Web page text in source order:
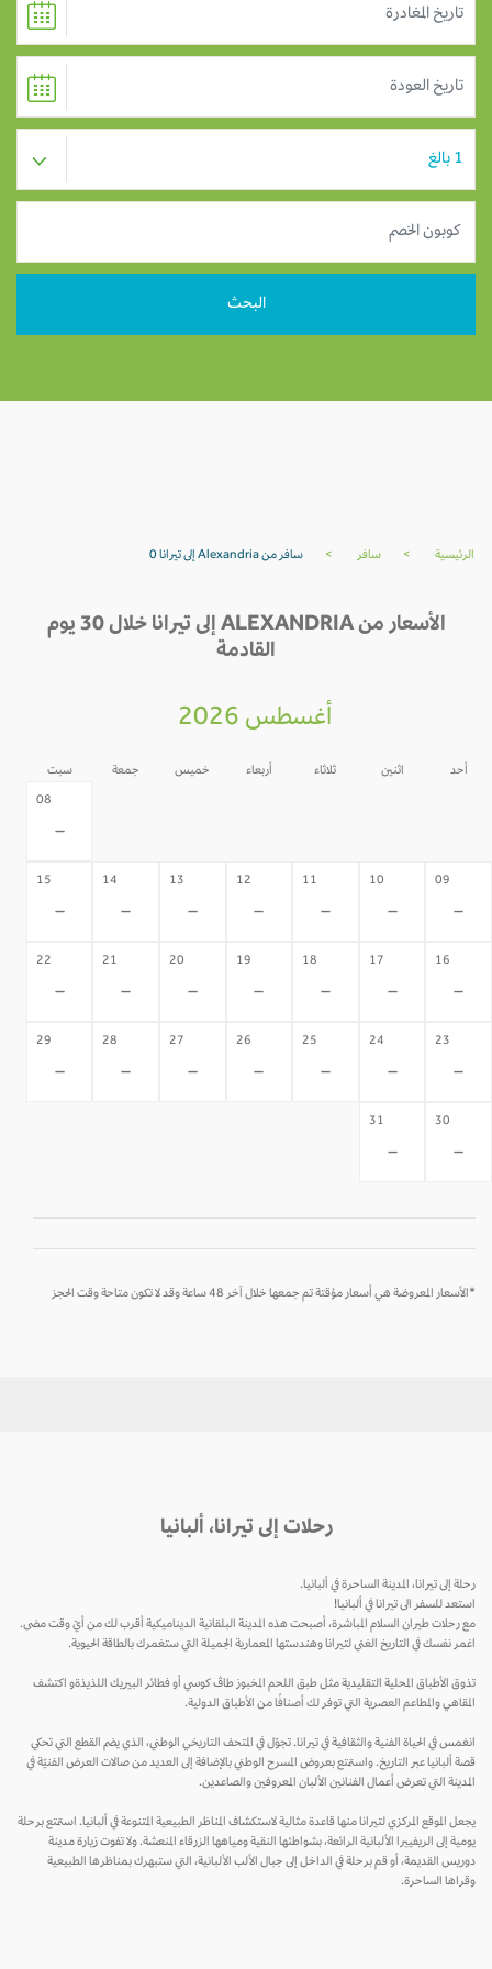
الرئيسية > سافر > سافر من Alexandria إلى تيرانا 0
الأسعار من ALEXANDRIA إلى تيرانا خلال 30 يوم
القادمة
أغسطس 2026
أحد اثنين ثلاثاء أربعاء خميس جمعة سبت
08
-
09
-
10
-
11
-
12
-
13
-
14
-
15
-
16
-
17
-
18
-
19
-
20
-
21
-
22
-
23
-
24
-
25
-
26
-
27
-
28
-
29
-
30
-
31
-
*الأسعار المعروضة هي أسعار مؤقتة تم جمعها خلال آخر 48 ساعة وقد لا تكون متاحة وقت الحجز
رحلات إلى تيرانا، ألبانيا
رحلة إلى تيرانا، المدينة الساحرة في ألبانيا.
استعد للسفر الى تيرانا في ألبانيا!
مع رحلات طيران السلام المباشرة، أصبحت هذه المدينة البلقانية الديناميكية أقرب لك من أيّ وقت مضى.
اغمر نفسك في التاريخ الغني لتيرانا وهندستها المعمارية الجميلة التي ستغمرك بالطاقة الحيوية.
تذوق الأطباق المحلية التقليدية مثل طبق اللحم المخبوز طاڤ كوسي أو فطائر البيريك اللذيذةو اكتشف
المقاهي والمطاعم العصرية التي توفر لك أصنافًا من الأطباق الدولية.
انغمس في الحياة الفنية والثقافية في تيرانا. تجوّل في المتحف التاريخي الوطني، الذي يضم القطع التي تحكي
قصة ألبانيا عبر التاريخ. واستمتع بعروض المسرح الوطني بالإضافة إلى العديد من صالات العرض الفنيّة في
المدينة التي تعرض أعمال الفنانين الألبان المعروفين والصاعدين.
يجعل الموقع المركزي لتيرانا منها قاعدة مثالية لاستكشاف المناظر الطبيعية المتنوعة في ألبانيا. استمتع برحلة
يومية إلى الريفييرا الألبانية الرائعة، بشواطئها النقية ومياهها الزرقاء المنعشة. ولا تفوت زيارة مدينة
دوريس القديمة، أو قم برحلة في الداخل إلى جبال الألب الألبانية، التي ستبهرك بمناظرها الطبيعية
وقراها الساحرة.